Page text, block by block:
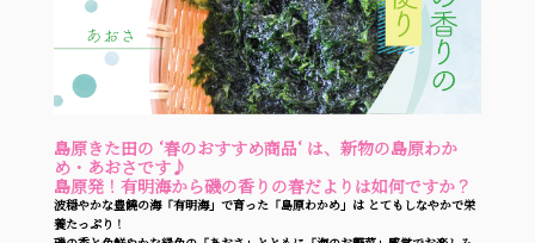
島原きた田の ‘春のおすすめ商品‘ は、新物の島原わか
め・あおさです♪
島原発！有明海から磯の香りの春だよりは如何ですか？
波穏やかな豊饒の海「有明海」で育った「島原わかめ」は とてもしなやかで栄
養たっぷり！